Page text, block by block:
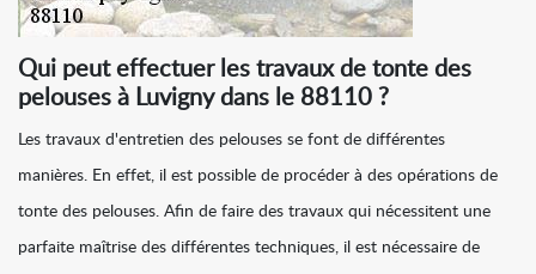
Qui peut effectuer les travaux de tonte des
pelouses à Luvigny dans le 88110 ?
Les travaux d'entretien des pelouses se font de différentes
manières. En effet, il est possible de procéder à des opérations de
tonte des pelouses. Afin de faire des travaux qui nécessitent une
parfaite maîtrise des différentes techniques, il est nécessaire de